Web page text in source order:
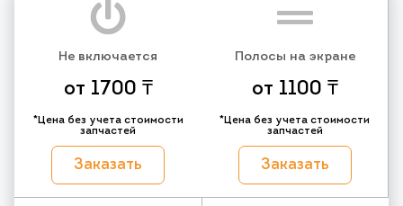
Не включается
от 1700 ₸
*Цена без учета стоимости
запчастей
Заказать
Полосы на экране
от 1100 ₸
*Цена без учета стоимости
запчастей
Заказать